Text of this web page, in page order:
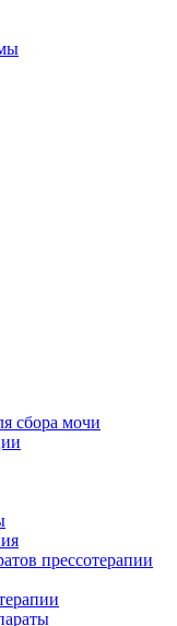
сбора мочи
прессотерапии